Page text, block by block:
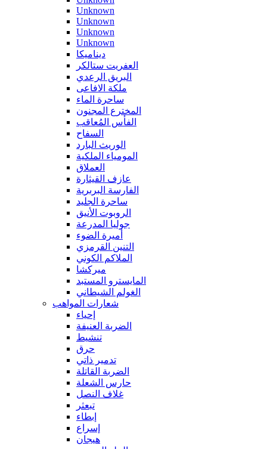
Unknown
Unknown
Unknown
Unknown
ديناميكا
العفريت ستالكر
البريق الرعدي
ملكة الافاعى
ساحرة الماء
المخترع المجنون
الفأس المُعاقب
السفاح
الوريث البارد
المومياء الملكية
العملاق
عازف القيثارة
الفارسة البربرية
ساحرة الجليد
الروبوت الأنيق
جوليا المدرعة
أميرة الضوء
التنين القرمزي
الملاكم الكوني
ميركشا
المايسترو المستبد
الغولم الشيطاني
شعارات المواهب
إحياء
الضربة العنيفة
تنشيط
حرق
تدمير ذاتي
الضربة القاتلة
حارس الشعلة
غلاف النصل
تبعثر
إبطاء
إسراع
هيجان